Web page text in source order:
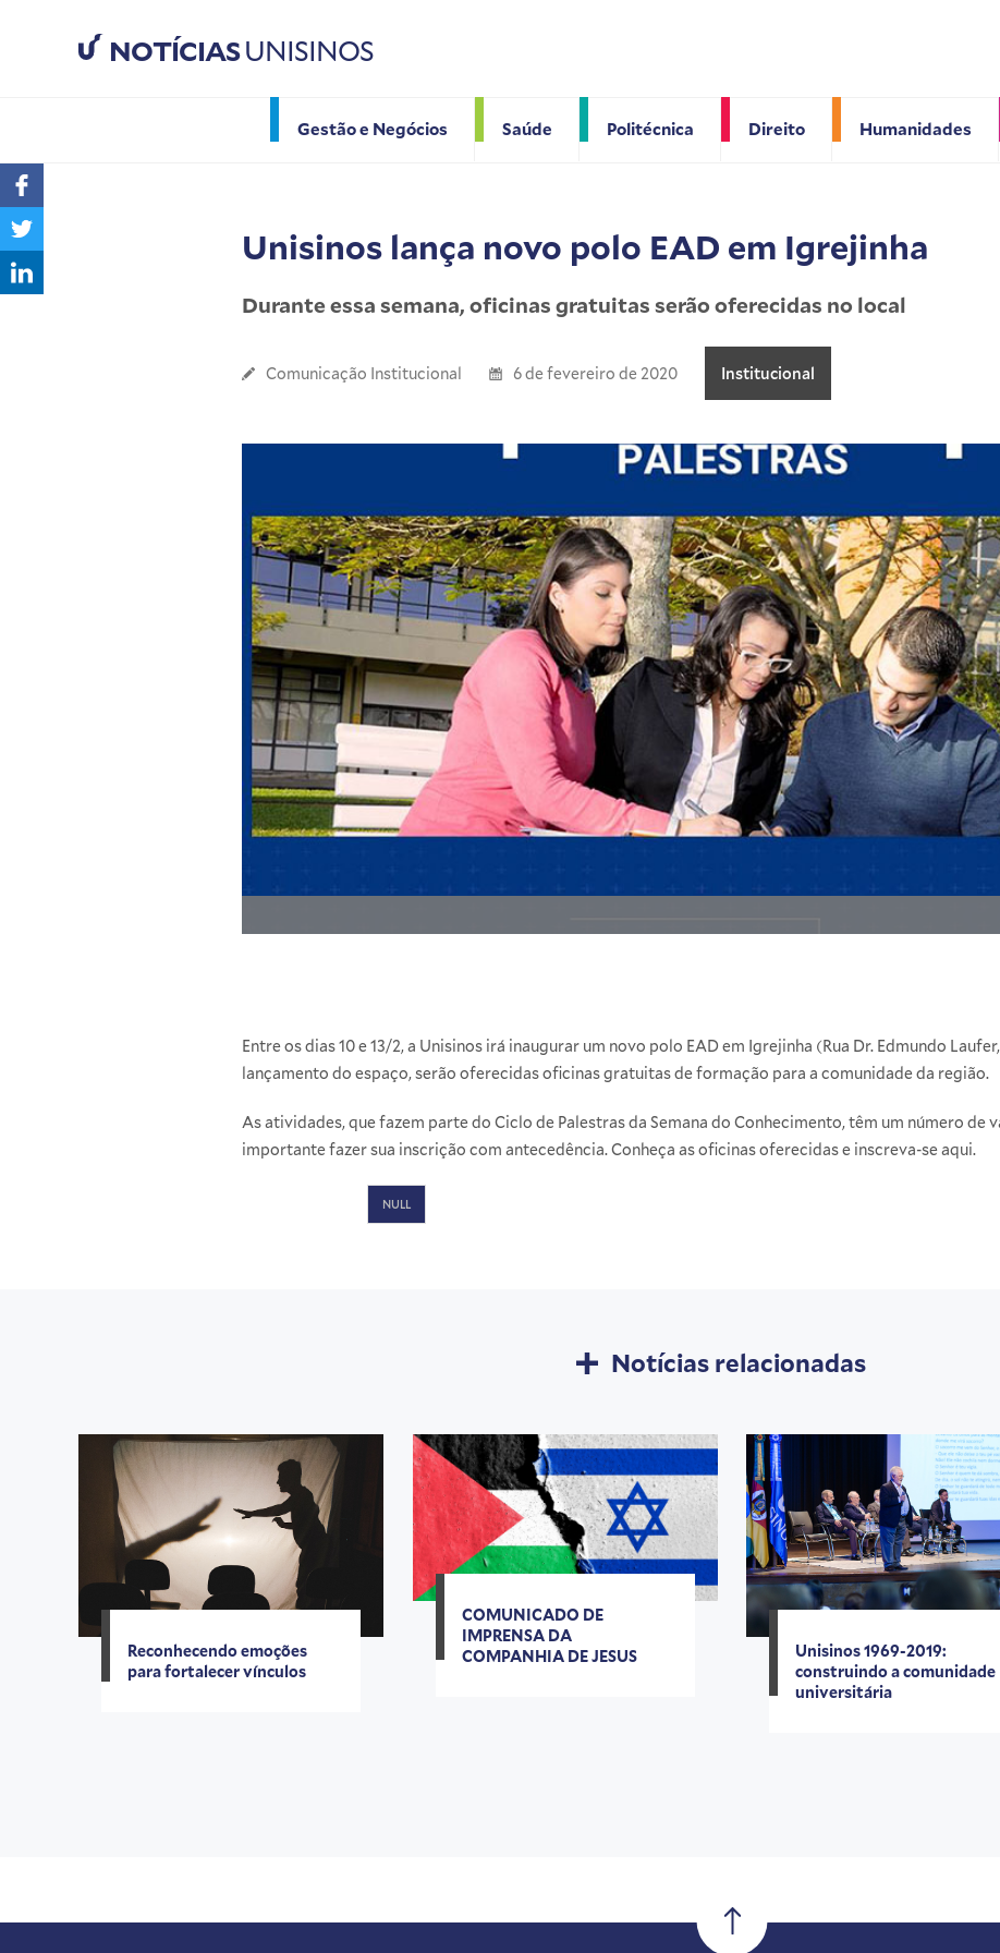
NOTÍCIASUNISINOS
Gestão e Negócios Saúde Politécnica Direito Humanidades
Unisinos lança novo polo EAD em Igrejinha
Durante essa semana, oficinas gratuitas serão oferecidas no local
Comunicação Institucional 6 de fevereiro de 2020 Institucional
Entre os dias 10 e 13/2, a Unisinos irá inaugurar um novo polo EAD em Igrejinha (Rua Dr. Edmundo
lançamento do espaço, serão oferecidas oficinas gratuitas de formação para a comunidade da região.
As atividades, que fazem parte do Ciclo de Palestras da Semana do Conhecimento, têm um número de
importante fazer sua inscrição com antecedência. Conheça as oficinas oferecidas e inscreva-seaqui.
NULL
Notícias relacionadas
Reconhecendo emoções
para fortalecer vínculos
COMUNICADO DE
IMPRENSA DA
COMPANHIA DE JESUS
Unisinos 1969-2019:
construindo a comunidade
universitária